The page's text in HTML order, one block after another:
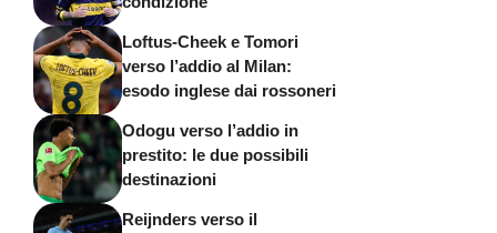
Loftus-Cheek e Tomori
verso l’addio al Milan:
esodo inglese dai rossoneri
Odogu verso l’addio in
prestito: le due possibili
destinazioni
Reijnders verso il